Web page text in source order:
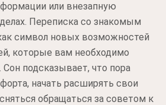
или внезапную
Переписка со знакомым
символ новых возможностей
которые вам необходимо
Сон подсказывает, что пора
начать расширять свои
обращаться за советом к